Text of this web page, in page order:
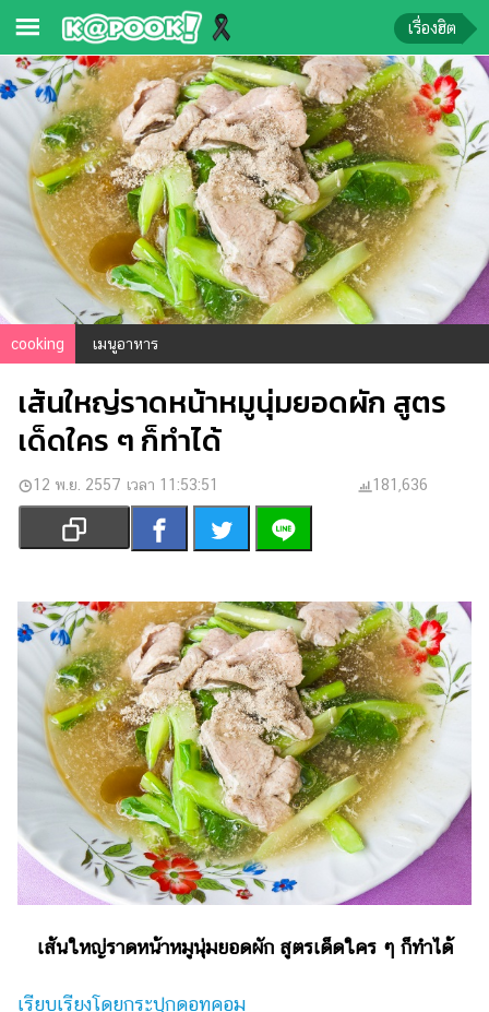
ข่าว-
ความ
รู้
ข่าว
ข่าว
บันเทิง
ตรวจ
หวย
บอล
สด
เงิน
การ
บันเทิง
รูปภาพ
ดู
หนัง
Music
Station
ละคร
บันเทิง
เกาหลี
ไลฟ์
ไตล์
เรื่องฮิต
cooking เมนูอาหาร
เส้นใหญ่ราดหน้าหมูนุ่มยอดผัก สูตร
เด็ดใคร ๆ ก็ทำได้
12 พ.ย. 2557 เวลา 11:53:51 181,636
เส้นใหญ่ราดหน้าหมูนุ่มยอดผัก สูตรเด็ดใคร ๆ ก็ทำได้
เรียบเรียงโดยกระปุกดอทคอม